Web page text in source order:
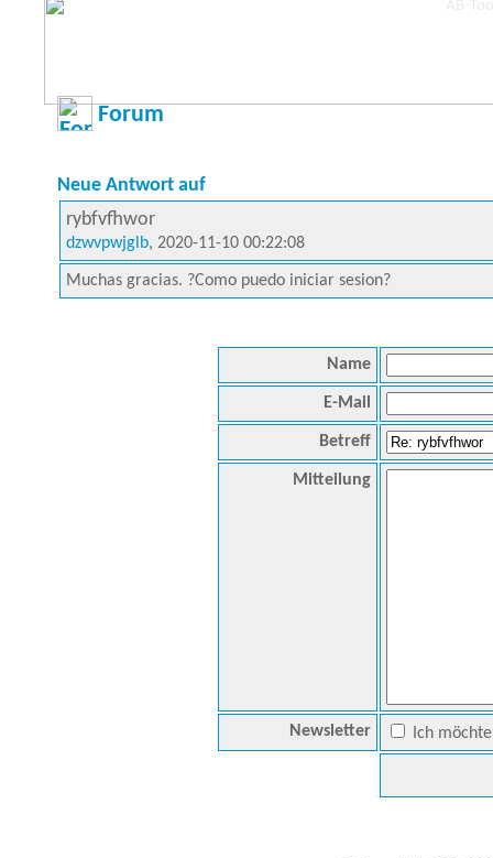
Forum
Neue Antwort auf
rybfvfhwor
dzwvpwjglb, 2020-11-10 00:22:08
Muchas gracias. ?Como puedo iniciar sesion?
Name
E-Mail
Betreff
Mitteilung
Newsletter Ich